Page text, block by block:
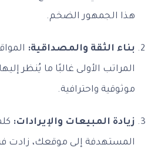
هذا الجمهور الضخم.
بناء الثقة والمصداقية:
المراتب الأولى غالبًا ما يُنظر
موثوقية واحترافية.
زيادة المبيعات والإيرادات:
المستهدفة إلى موقعك، زادت